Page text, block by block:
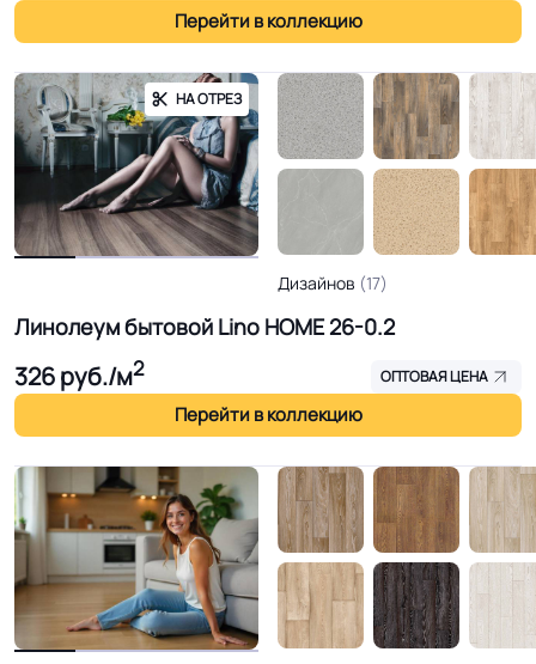
Перейти в коллекцию
НА ОТРЕЗ
Линолеум бытовой Lino HOME 26-0.2
326руб./м2 ОПТОВАЯ ЦЕНА
Перейти в коллекцию
Дизайнов (17)